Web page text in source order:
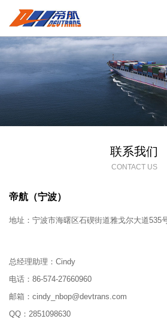
联系我们
CONTACT US
帝航（宁波）
地址： 宁波市海曙区石碶街道雅戈尔大道535
总经理助理： Cindy
电话： 86-574-27660960
邮箱： cindy_nbop@devtrans.com
QQ： 2851098630